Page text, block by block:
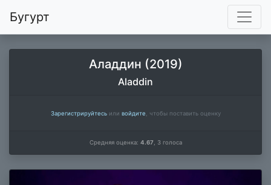
Бугурт
Аладдин (2019)
Aladdin
Зарегистрируйтесьили войдите , чтобы поставить оценку
Средняя оценка: 4.67, 3голоса